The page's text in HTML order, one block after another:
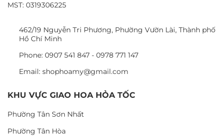
MST: 0319306225
462/19 Nguyễn Tri Phương, Phường Vườn Lài, Thành phố
Hồ Chí Minh
Phone: 0907 541 847 - 0978 771 147
Email: shophoamy@gmail.com
KHU VỰC GIAO HOA HỎA TỐC
Phường Tân Sơn Nhất
Phường Tân Hòa